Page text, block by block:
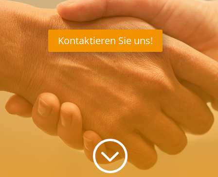
Kontaktieren Sie uns!
;